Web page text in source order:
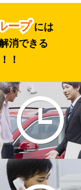
ープには
消できる
！